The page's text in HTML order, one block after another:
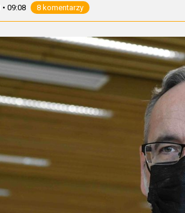
• 09:08 8 komentarzy